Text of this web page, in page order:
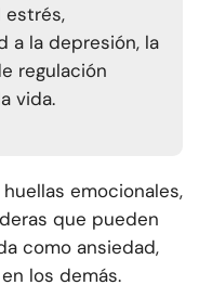
estrés,
a la depresión, la
regulación
vida.
emocionales,
que pueden
como ansiedad,
los demás.